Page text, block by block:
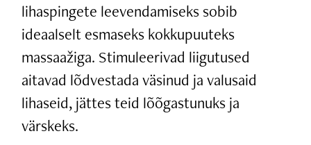
lihaspingete leevendamiseks sobib
ideaalselt esmaseks kokkupuuteks
massaažiga. Stimuleerivad liigutused
aitavad lõdvestada väsinud ja valusaid
lihaseid, jättes teid lõõgastunuks ja
värskeks.